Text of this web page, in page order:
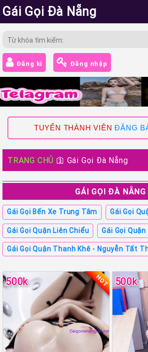
Gái Gọi Đà Nẵng
Đăng kí Đăng nhập
TUYỂN THÀNH VIÊNĐĂNG
TRANG CHỦ 🛐 Gái Gọi Đà Nẵng
GÁI GỌI ĐÀ NẴNG
Gái Gọi Bến Xe Trung Tâm Gái Gọi
Gái Gọi Quận Liên Chiểu Gái Gọi
Gái Gọi Quận Thanh Khê - Nguyễn Tất
500k HOT 500k